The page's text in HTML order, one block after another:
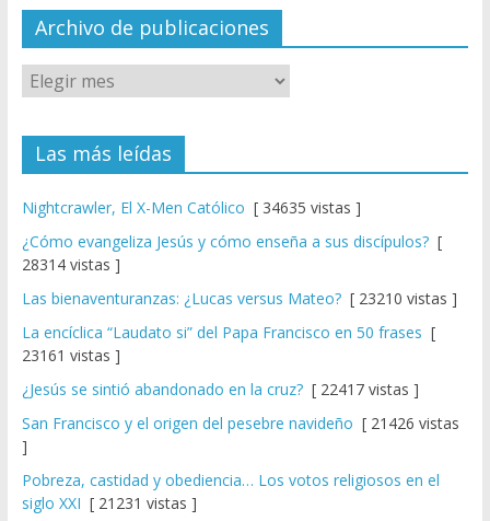
el
Archivo de publicaciones
Las más leídas
Nightcrawler, El X-Men Católico [ 34635 vistas ]
¿Cómo evangeliza Jesús y cómo enseña a sus discípulos?[
28314 vistas ]
Las bienaventuranzas: ¿Lucas versus Mateo?[ 23210 vistas ]
La encíclica “Laudato si” del Papa Francisco en 50 frases [
23161 vistas ]
¿Jesús se sintió abandonado en la cruz?[ 22417 vistas ]
San Francisco y el origen del pesebre navideño [ 21426 vistas
]
Pobreza, castidad y obediencia… Los votos religiosos en el
siglo XXI [ 21231 vistas ]